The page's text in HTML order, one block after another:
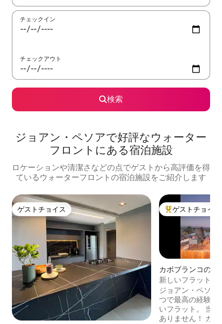
チェックイン
チェックアウト
検索
ジョアン・ペソアで好評なウォーター
フロントにある宿泊施設
ロケーションや清潔さなどの点でゲストから高評価を得
ているウォーターフロントの宿泊施設をご紹介します
ゲストチョイス
ゲストチョイス 大好評のゲスト
ゲストチョイス
カボブランコのマ
アパート
新しいフラット、
デ・カボ・ブラン
ジョアン・ペソア
つで最高の経験の
いフラット。 当社はホテルチェーンでは
ありません！ カボブランコビーチを見渡